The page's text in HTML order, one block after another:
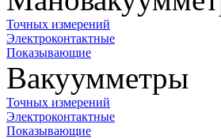
Точных измерений
Электроконтактные
Показывающие
Вакуумметры
Точных измерений
Электроконтактные
Показывающие